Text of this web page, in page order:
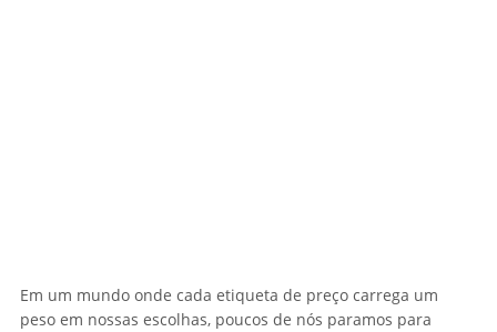
Em um mundo onde cada etiqueta de preço carrega um
peso em nossas escolhas, poucos de nós paramos para